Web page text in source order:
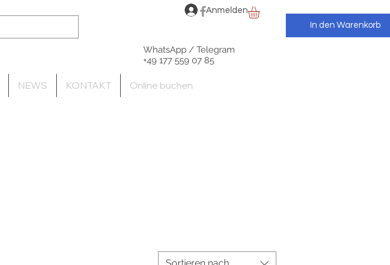
Anmelden
In den Warenkorb
WhatsApp / Telegram
+49 177 559 07 85
NEWS KONTAKT Online buchen